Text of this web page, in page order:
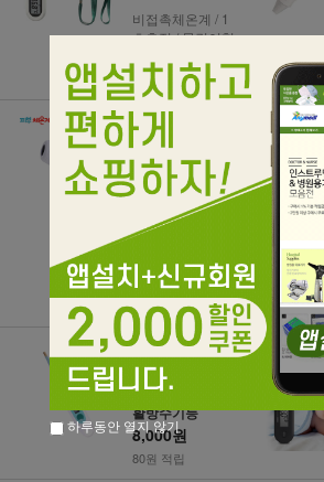
비접촉체온계 / 1
초측정 / 목걸이형
430원 적립
폴리그린 비접촉
식 피부적외선 체
온계 KI-8280
고열경고알람설
정 / 물체온도측정
리10회저장
42,000원
420원 적립
[POLYGREEN]
폴리그린 전자체
온계 KD-133 생
활방수기능
8,000원
80원 적립
하루동안 열지 않기